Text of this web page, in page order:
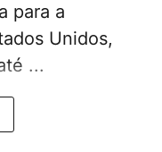
para a
Unidos,
...